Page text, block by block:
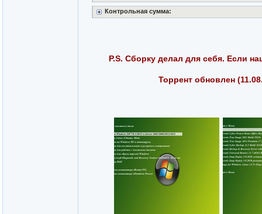
Контрольная сумма:
P.S. Сборку делал для себя. Если
Торрент обновлен